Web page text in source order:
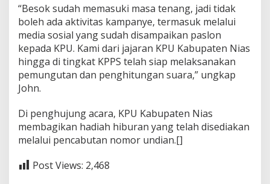
“Besok sudah memasuki masa tenang, jadi tidak
boleh ada aktivitas kampanye, termasuk melalui
media sosial yang sudah disampaikan paslon
kepada KPU. Kami dari jajaran KPU Kabupaten Nias
hingga di tingkat KPPS telah siap melaksanakan
pemungutan dan penghitungan suara,” ungkap
John.
Di penghujung acara, KPU Kabupaten Nias
membagikan hadiah hiburan yang telah disediakan
melalui pencabutan nomor undian.[]
Post Views: 2,468